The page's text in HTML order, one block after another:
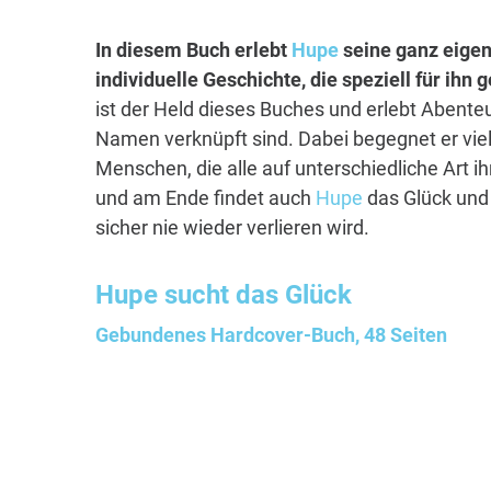
In diesem Buch erlebt Hupeseine ganz
individuelle Geschichte, die speziell für ihn
ist der Held dieses Buches und erlebt
Namen verknüpft sind. Dabei begegnet er
Menschen, die alle auf unterschiedliche Art
und am Ende findet auch Hupe das Glück
sicher nie wieder verlieren wird.
Hupe sucht das Glück
Gebundenes Hardcover-Buch, 48 Seiten